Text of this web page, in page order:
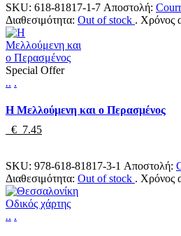
SKU: 618-81817-1-7 Αποστολή:
Διαθεσιμότητα: Out of stock . Χρόνος
Special Offer
.. .
Η Μελλούμενη και ο Περασμένος
€ 7.45
SKU: 978-618-81817-3-1 Αποστολή:
Διαθεσιμότητα: Out of stock . Χρόνος
.. .